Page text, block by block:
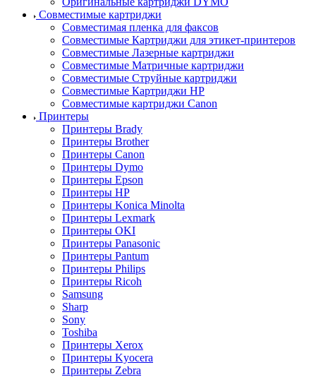
Совместимые картриджи
Совместимая пленка для факсов
Совместимые Картриджи для этикет-принтеров
Совместимые Лазерные картриджи
Совместимые Матричные картриджи
Совместимые Струйные картриджи
Совместимые Картриджи HP
Совместимые картриджи Canon
Принтеры
Принтеры Brady
Принтеры Brother
Принтеры Canon
Принтеры Dymo
Принтеры Epson
Принтеры HP
Принтеры Konica Minolta
Принтеры Lexmark
Принтеры OKI
Принтеры Panasonic
Принтеры Pantum
Принтеры Philips
Принтеры Ricoh
Samsung
Sharp
Sony
Toshiba
Принтеры Xerox
Принтеры Kyocera
Принтеры Zebra